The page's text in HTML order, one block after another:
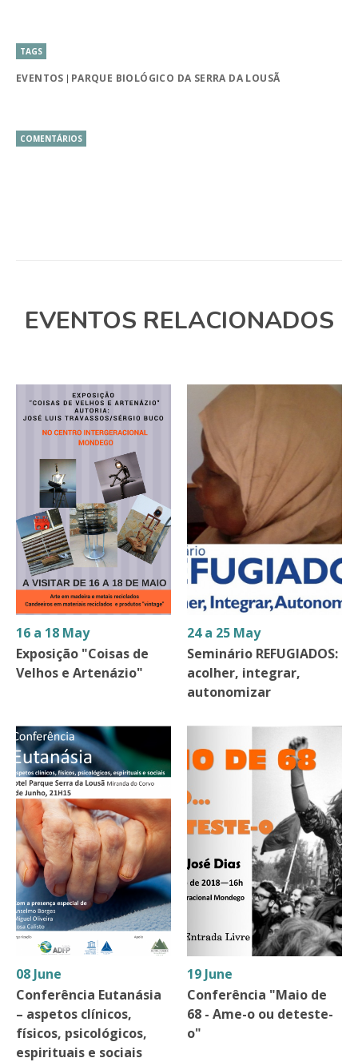
TAGS
EVENTOS PARQUE BIOLÓGICO DA SERRA DA LOUSÃ
COMENTÁRIOS
EVENTOS RELACIONADOS
16 a 18 May
Exposição "Coisas de
Velhos e Artenázio"
24 a 25 May
Seminário REFUGIADOS:
acolher, integrar,
autonomizar
08 June
Conferência Eutanásia
– aspetos clínicos,
físicos, psicológicos,
espirituais e sociais
19 June
Conferência "Maio de
68 - Ame-o ou deteste-
o"